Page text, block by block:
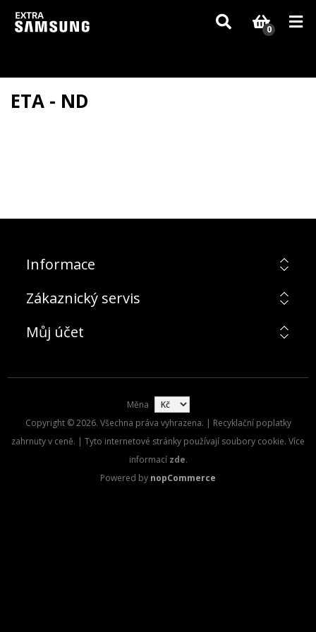
Vzhledem k aktuální situaci se může dodání dílů, které nejsou skladem,
zpozdit. Děkujeme za pochopení.
0
ETA - ND
Informace
Zákaznický servis
Můj účet
Měna
Copyright © 2026. Všechna práva vyhrazena. | Recyklační poplatky
zahrnuty v ceně. | Tyto internetové stránky používají soubory cookie. Více
informací zde.
Powered by nopCommerce